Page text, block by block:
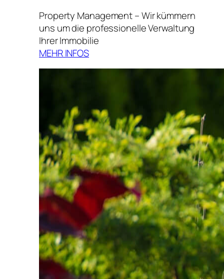
Property Management – Wir kümmern
uns um die professionelle Verwaltung
Ihrer Immobilie
MEHR INFOS